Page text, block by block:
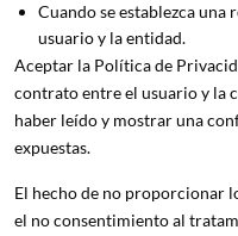
Cuando se establezca
usuario y la entidad.
Aceptar la Política de
contrato entre el usuario y la
haber leído y mostrar una
expuestas.
El hecho de no proporcionar
el no consentimiento al